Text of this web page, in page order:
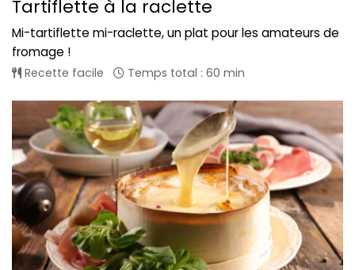
Tartiflette à la raclette
Mi-tartiflette mi-raclette, un plat pour les amateurs de
fromage !
Recette facile Temps total : 60 min